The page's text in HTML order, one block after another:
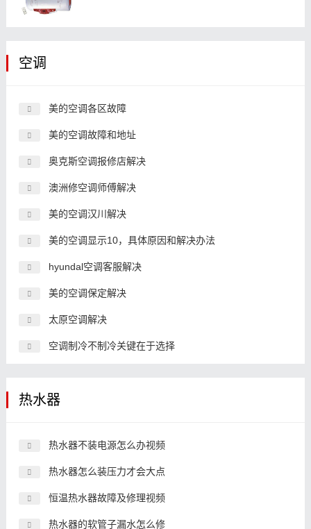
空调
美的空调各区故障
美的空调故障和地址
奥克斯空调报修店解决
澳洲修空调师傅解决
美的空调汉川解决
美的空调显示10，具体原因和解决办法
hyundal空调客服解决
美的空调保定解决
太原空调解决
空调制冷不制冷关键在于选择
热水器
热水器不装电源怎么办视频
热水器怎么装压力才会大点
恒温热水器故障及修理视频
热水器的软管子漏水怎么修